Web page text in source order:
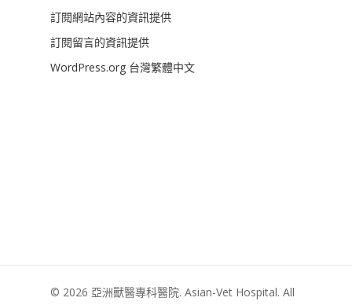
訂閱網站內容的資訊提供
訂閱留言的資訊提供
WordPress.org 台灣繁體中文
© 2026 亞洲獸醫專科醫院. Asian-Vet Hospital. All